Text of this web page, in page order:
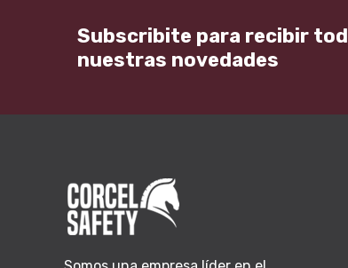
Subscribite para recibir
nuestras novedades